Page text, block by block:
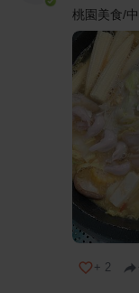
桃園美食/
+ 2